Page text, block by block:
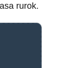
rurok.